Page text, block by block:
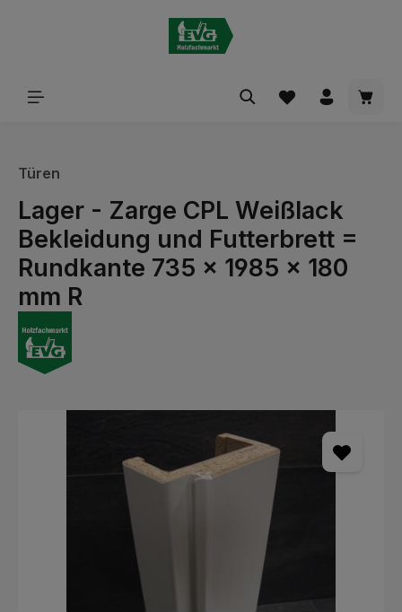
Türen
Lager - Zarge CPL Weißlack
Bekleidung und Futterbrett =
Rundkante 735 x 1985 x 180
mm R